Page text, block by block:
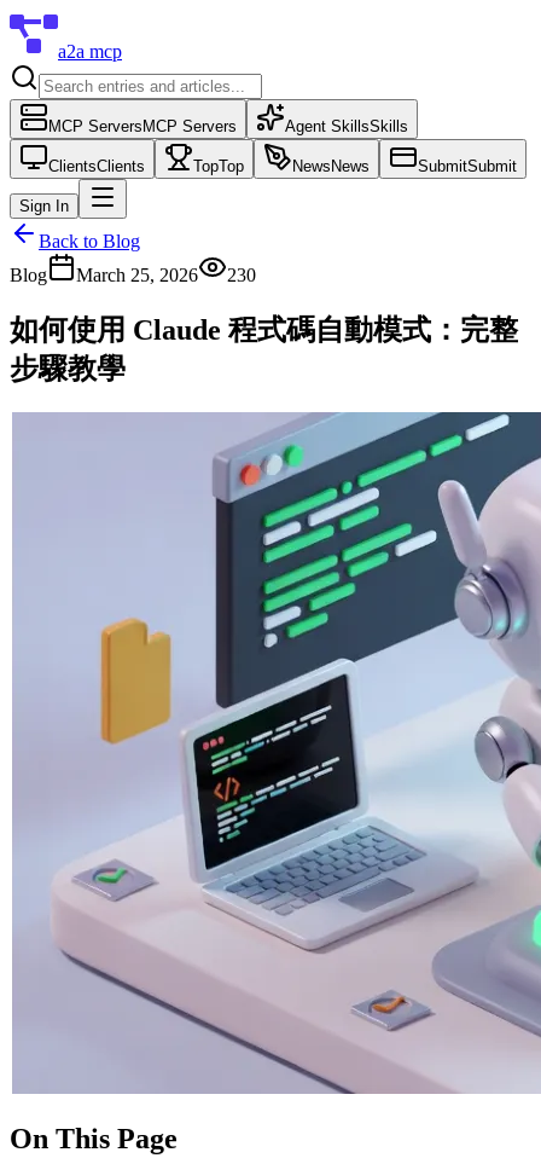
a2a mcp
MCP Servers MCP Servers Agent SkillsSkills
ClientsClients TopTop News News SubmitSubmit
Sign In
Back to Blog
Blog
March 25, 2026 230
如何使用 Claude 程式碼自動模式：完整
步驟教學
On This Page